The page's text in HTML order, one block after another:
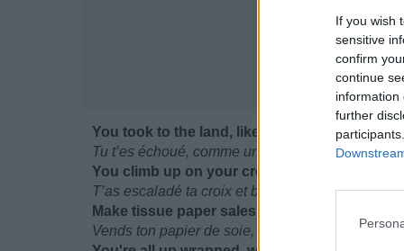
If you wish
sensitive
confirm
continue
information
further
You took to the land, like fishes take to sand
Tu t’es échoué, comme un poison sur la rive
You climb up on your cross to raise your flag
T’as escaladé ta croix et brandi ton drapeau
Make tissue paper sales, use thread instead
Vends ton papier de soie, utilise du fil à la place